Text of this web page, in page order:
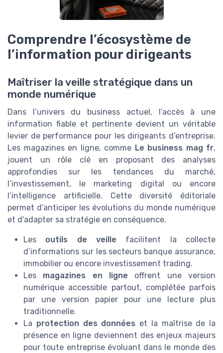
Comprendre l’écosystème de
l’information pour dirigeants
Maîtriser la veille stratégique dans un
monde numérique
Dans l’univers du business actuel, l’accès à une
information fiable et pertinente devient un véritable
levier de performance pour les dirigeants d’entreprise.
Les magazines en ligne, comme Le business mag fr,
jouent un rôle clé en proposant des analyses
approfondies sur les tendances du marché,
l’investissement, le marketing digital ou encore
l’intelligence artificielle. Cette diversité éditoriale
permet d’anticiper les évolutions du monde numérique
et d’adapter sa stratégie en conséquence.
Les outils de veille facilitent la collecte
d’informations sur les secteurs banque assurance,
immobilier ou encore investissement trading.
Les magazines en ligne offrent une version
numérique accessible partout, complétée parfois
par une version papier pour une lecture plus
traditionnelle.
La protection des données et la maîtrise de la
présence en ligne deviennent des enjeux majeurs
pour toute entreprise évoluant dans le monde des